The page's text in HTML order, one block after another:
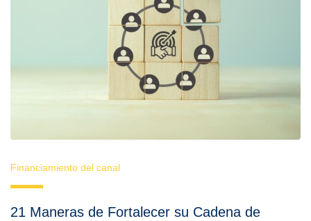
Financiamiento del canal
21 Maneras de Fortalecer su Cadena de